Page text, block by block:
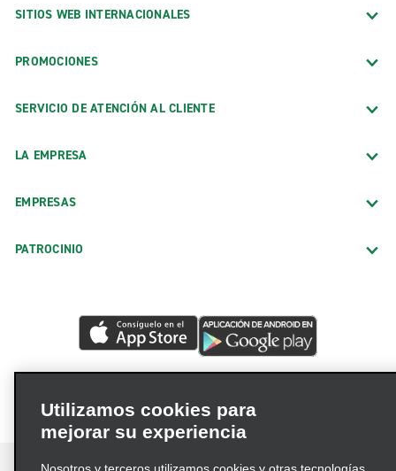
SITIOS WEB INTERNACIONALES
PROMOCIONES
SERVICIO DE ATENCIÓN AL CLIENTE
LA EMPRESA
EMPRESAS
PATROCINIO
Utilizamos cookies para
mejorar su experiencia